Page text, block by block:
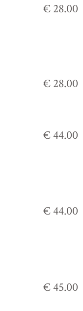
€ 28.00
€ 28.00
€ 44.00
€ 44.00
€ 45.00